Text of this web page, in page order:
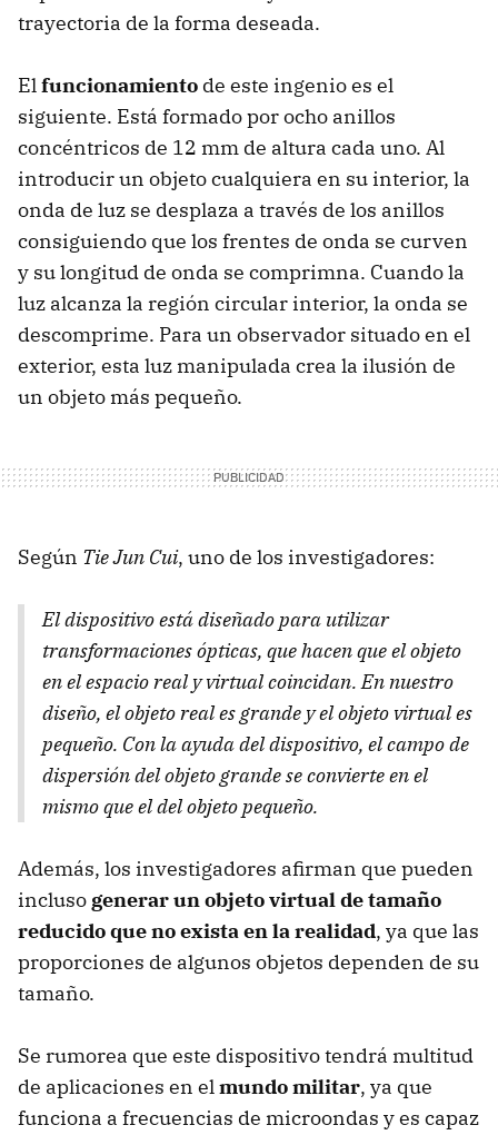
trayectoria de la forma deseada.
Elfuncionamiento de este ingenio es el
siguiente. Está formado por ocho anillos
concéntricos de 12 mm de altura cada uno. Al
introducir un objeto cualquiera en su interior, la
onda de luz se desplaza a través de los anillos
consiguiendo que los frentes de onda se curven
y su longitud de onda se comprimna. Cuando la
luz alcanza la región circular interior, la onda se
descomprime. Para un observador situado en el
exterior, esta luz manipulada crea la ilusión de
un objeto más pequeño.
Según Tie Jun Cui, uno de los investigadores:
El dispositivo está diseñado para utilizar
transformaciones ópticas, que hacen que el objeto
en el espacio real y virtual coincidan. En nuestro
diseño, el objeto real es grande y el objeto virtual es
pequeño. Con la ayuda del dispositivo, el campo de
dispersión del objeto grande se convierte en el
mismo que el del objeto pequeño.
Además, los investigadores afirman que pueden
incluso generar un objeto virtual de tamaño
reducido que no exista en la realidad, ya que las
proporciones de algunos objetos dependen de su
tamaño.
Se rumorea que este dispositivo tendrá multitud
de aplicaciones en elmundo militar, ya que
funciona a frecuencias de microondas y es capaz